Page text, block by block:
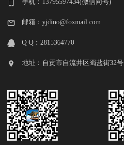
手机：13795597434(微信同号)
邮箱：yjdino@foxmail.com
Q Q：2815364770
地址：自贡市自流井区蜀盐街32号